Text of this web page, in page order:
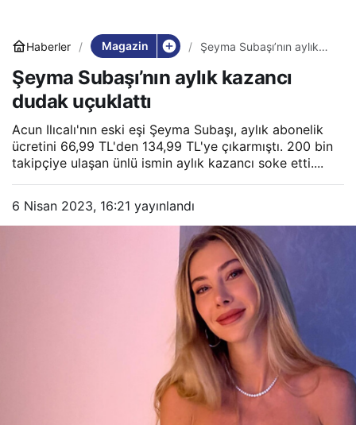
Haberler Magazin
Şeyma Subaşı’nın aylık
Şeyma Subaşı’nın aylık kazancı
dudak uçuklattı
Acun Ilıcalı'nın eski eşi Şeyma Subaşı, aylık abonelik
ücretini 66,99 TL'den 134,99 TL'ye çıkarmıştı. 200 bin
takipçiye ulaşan ünlü ismin aylık kazancı soke etti....
6 Nisan 2023, 16:21 yayınlandı